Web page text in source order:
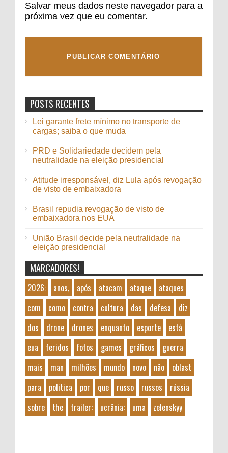
Salvar meus dados neste navegador para a
próxima vez que eu comentar.
POSTS RECENTES
Lei garante frete mínimo no transporte de
cargas; saiba o que muda
PRD e Solidariedade decidem pela
neutralidade na eleição presidencial
Atitude irresponsável, diz Lula após revogação
de visto de embaixadora
Brasil repudia revogação de visto de
embaixadora nos EUA
União Brasil decide pela neutralidade na
eleição presidencial
MARCADORES!
2026: anos, após atacam ataque
ataques
com
como contra cultura das defesa
diz
dos
drone drones enquanto esporte
está
eua
feridos fotos games gráficos
guerra
mais
man milhões mundo novo não
oblast
para
politica por que russo russos
rússia
sobre
the trailer: ucrânia: uma zelenskyy